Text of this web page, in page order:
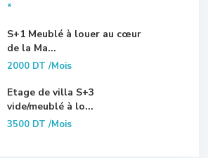
*
S+1 Meublé à louer au cœur
de la Ma...
2000 DT/Mois
Etage de villa S+3
vide/meublé à lo...
3500 DT/Mois